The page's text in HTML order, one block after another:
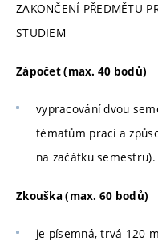
ZAKONČENÍ PŘEDMĚTU
STUDIEM
Zápočet (max. 40 bodů)
vypracování dvou
tématům prací a
na začátku semestru).
Zkouška (max. 60 bodů)
je písemná, trvá 120